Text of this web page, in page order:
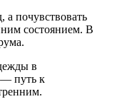
а почувствовать
состоянием. В
в
— путь к